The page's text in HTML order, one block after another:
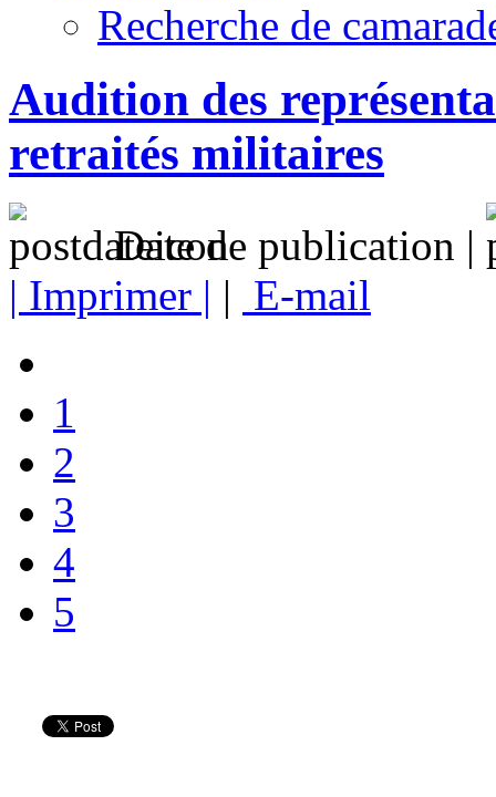
Recherche de
Audition des
retraités militaires
Date de publication |
| Imprimer | | E-mail
1
2
3
4
5